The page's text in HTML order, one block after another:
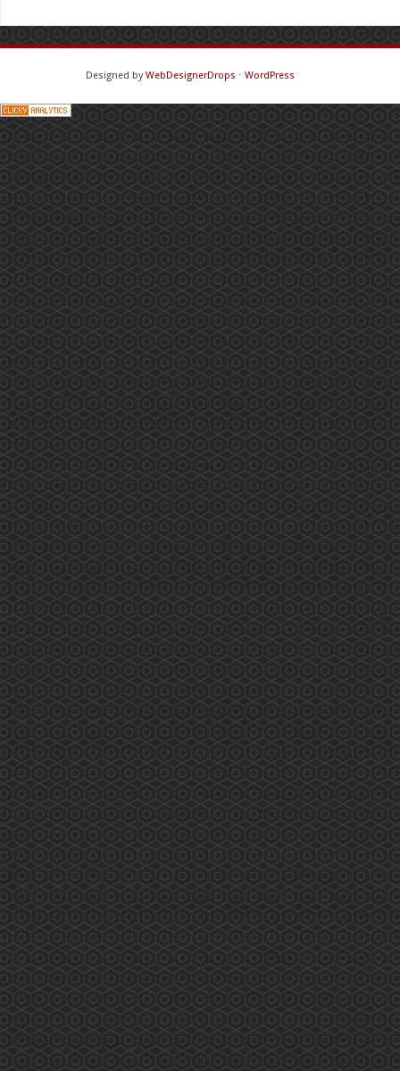
Designed byWebDesignerDrops ⋅ WordPress